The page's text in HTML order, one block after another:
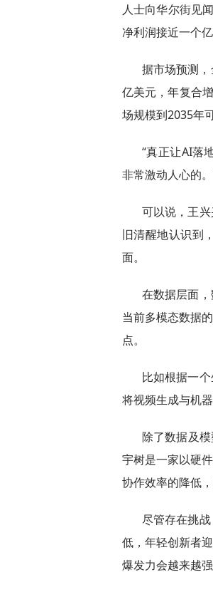
人士向华尔街见
净利润接近一个
据市场预测
亿美元，年复合
场规模到2035年
“真正让AI落
非常激动人心的。
可以说，王
旧清醒地认识到
面。
在数据层面
当前多模态数据
点。
比如根据一
将视频生成与机
除了数据及
宇树是一家以硬
协作效率的降低
尽管存在挑
低，年轻创新者
爆发力会越来越强